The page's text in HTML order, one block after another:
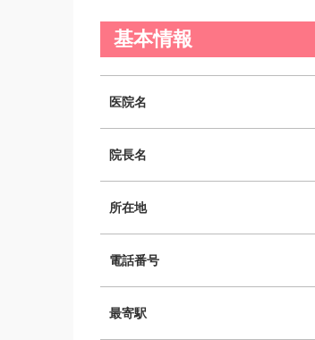
基本情報
医院名
院長名
所在地
電話番号
最寄駅